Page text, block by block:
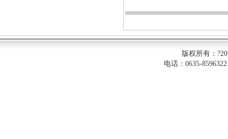
版权所有：
电话：0635-